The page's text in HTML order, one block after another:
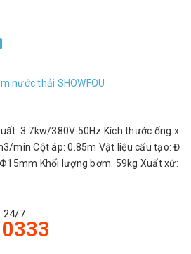
nước thải SHOWFOU
3.7kw/380V 50Hz Kích thước ống x
min Cột áp: 0.85m Vật liệu cấu tạo: Đ
Khối lượng bơm: 59kg Xuất xứ:
24/7